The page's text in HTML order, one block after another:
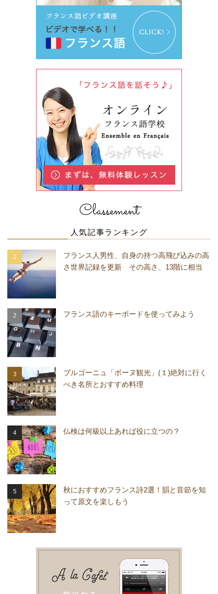
Classement
人気記事ランキング
フランス人男性、自身の持つ高飛び込みの高
さ世界記録を更新 その高さ、13階に相当
フランス語のキーボードを使ってみよう
ブルゴーニュ「ボーヌ観光」(１)絶対に行く
べき名所とおすすめ料理
仏検は何級以上あれば役に立つの？
秋におすすめフランス詩2選！韻と音節を知
って原文を楽しもう